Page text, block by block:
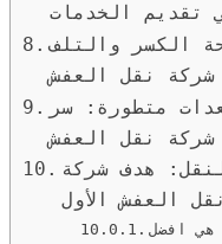
تقديم الخدمات
الكسر والتلف
شركة نقل العفش
متطورة: سر
شركة نقل العفش
هدف شركة
نقل العفش الأول
هي افضل